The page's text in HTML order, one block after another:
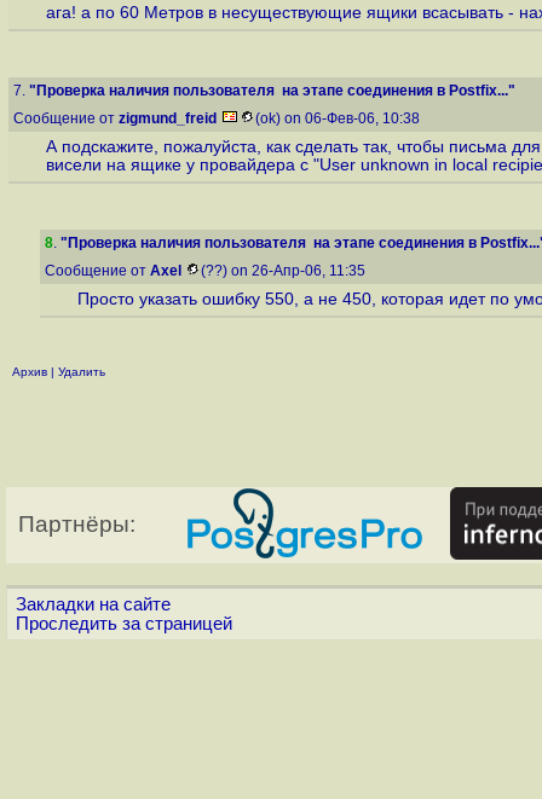
ага! а по 60 Метров в несуществующие ящики всасывать -
7. "Проверка наличия пользователя на этапе соединения в Postfix..."
Сообщение от zigmund_freid (ok) on 06-Фев-06, 10:38
А подскажите, пожалуйста, как сделать так, чтобы письма
висели на ящике у провайдера с "User unknown in local
8. "Проверка наличия пользователя на этапе соединения в
Сообщение от Axel (??) on 26-Апр-06, 11:35
Просто указать ошибку 550, а не 450, которая идет по
Архив | Удалить
Партнёры:
Закладки на сайте
Проследить за страницей